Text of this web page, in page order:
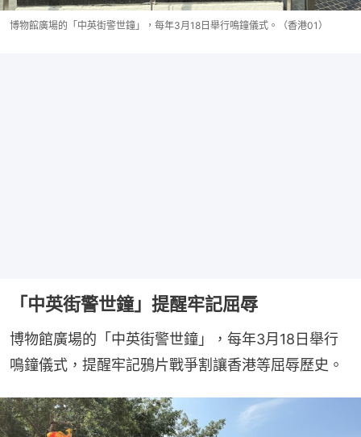
博物館廣場的「中英街警世鐘」，每年3月18日舉行鳴鐘儀式。（香港01）
「中英街警世鐘」提醒牢記屈辱
博物館廣場的「中英街警世鐘」，每年3月18日舉行
鳴鐘儀式，提醒牢記鴉片戰爭割讓香港等屈辱歷史。